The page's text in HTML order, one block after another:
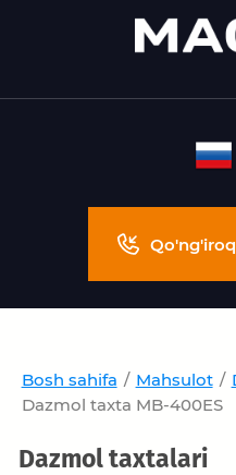
Bosh sahifa / Mahsulot /
Dazmol taxta MB-400ES
Dazmol taxtalari